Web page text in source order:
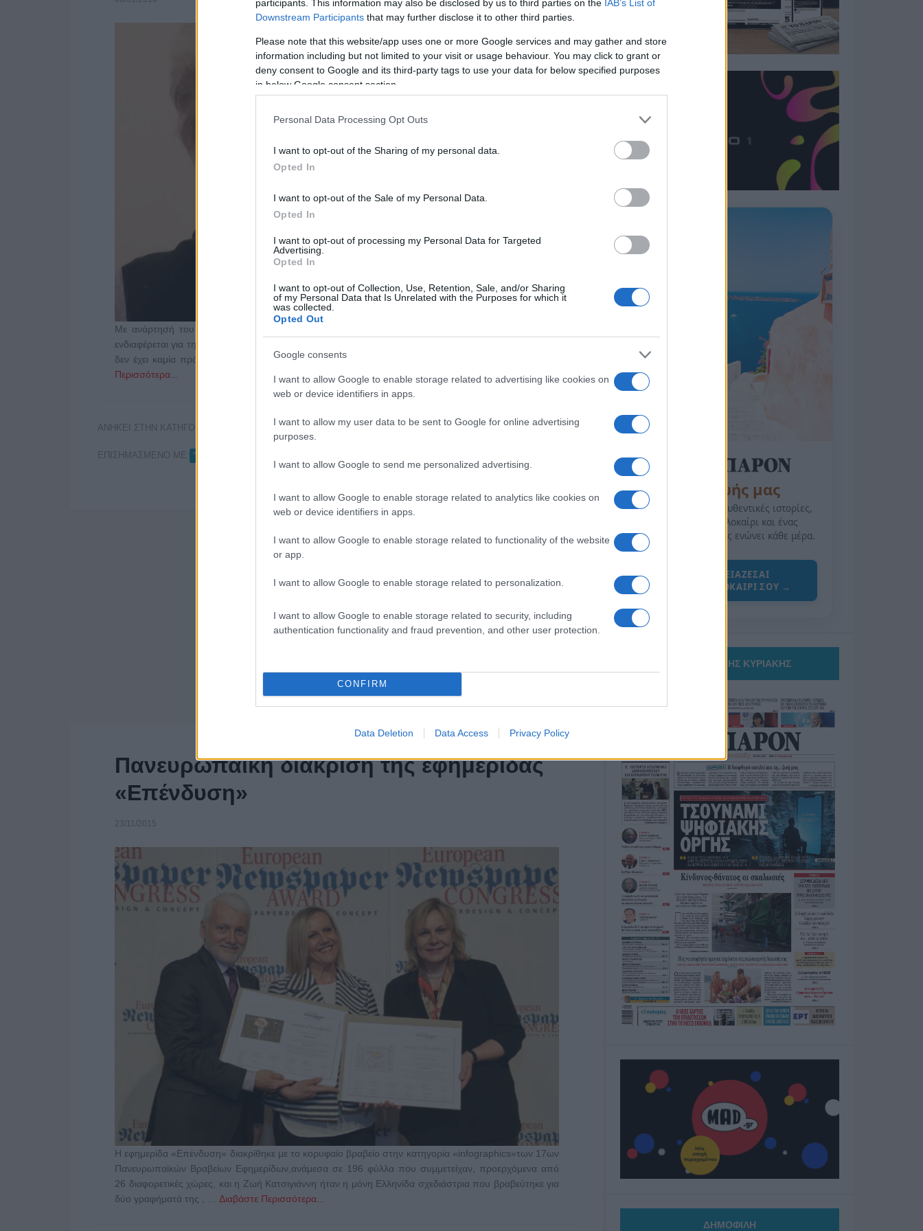
participants. This information may also be disclosed by us to third parties on the IAB’s List of
Downstream Participants that may further disclose it to other third parties.
Please note that this website/app uses one or more Google services and may gather and store
information including but not limited to your visit or usage behaviour. You may click to grant or
deny consent to Google and its third-party tags to use your data for below specified purposes
in below Google consent section.
Personal Data Processing Opt Outs
I want to opt-out of the Sharing of my personal data.
Opted In
I want to opt-out of the Sale of my Personal Data.
Opted In
I want to opt-out of processing my Personal Data for Targeted
Advertising.
Opted In
I want to opt-out of Collection, Use, Retention, Sale, and/or Sharing
of my Personal Data that Is Unrelated with the Purposes for which it
was collected.
Opted Out
Google consents
I want to allow Google to enable storage related to advertising like cookies on
web or device identifiers in apps.
I want to allow my user data to be sent to Google for online advertising
purposes.
I want to allow Google to send me personalized advertising.
I want to allow Google to enable storage related to analytics like cookies on
web or device identifiers in apps.
I want to allow Google to enable storage related to functionality of the website
or app.
I want to allow Google to enable storage related to personalization.
I want to allow Google to enable storage related to security, including
authentication functionality and fraud prevention, and other user protection.
CONFIRM
Data Deletion Data Access Privacy Policy
Με ανάρτησή του στη σλίδα του στο Facebook ο Κωνσταντίνος Αγγελόπουλος δηλώνει πως δεν
ενδιαφέρεται για τη θέση μέλους στην Ανεξάρτητη Αρχή. Ο διευθυντής της "Επένδυσης" διευκρινίζει ότι
δεν έχει καμία πρόθεση να συμμετάσχει στο συμβούλιο. Η ανάρτησή του έχει ως εξής: …
Περισσότερα...
ΑΝΗΚΕΙ ΣΤΗΝ ΚΑΤΗΓΟΡΙΑ: ΕΦΗΜΕΡΙΔΕΣ , ΡΑΔΙΟΦΩΝΟ , ΤΗΛΕΟΡΑΣΗ
ΕΠΙΣΗΜΑΣΜΕΝΟ ΜΕ: "ΕΠΕΝΔΥΣΗ"
Πανευρωπαϊκή διάκριση της εφημερίδας
«Επένδυση»
23/11/2015
Η εφημερίδα «Επένδυση» διακρίθηκε με το κορυφαίο βραβείο στην κατηγορία «infographics»των 17ων
Πανευρωπαϊκών Βραβείων Εφημερίδων,ανάμεσα σε 196 φύλλα που συμμετείχαν, προερχόμενα από
26 διαφορετικές χώρες, και η Ζωή Κατσιγιάννη ήταν η μόνη Ελληνίδα σχεδιάστρια που βραβεύτηκε για
δύο γραφήματά της , … Διαβάστε Περισσότερα...
της Ζωής μας
Οι άνθρωποι, οι αυθεντικές ιστορίες,
το ελληνικό καλοκαίρι και ένας
πολιτισμός που μας ενώνει κάθε μέρα.
ΟΣΑ ΧΡΕΙΑΖΕΣΑΙ
ΓΙΑ ΤΟ ΚΑΛΟΚΑΙΡΙ ΣΟΥ →
ΤΟ ΠΑΡΟΝ ΤΗΣ ΚΥΡΙΑΚΗΣ
ΔΗΜΟΦΙΛΗ